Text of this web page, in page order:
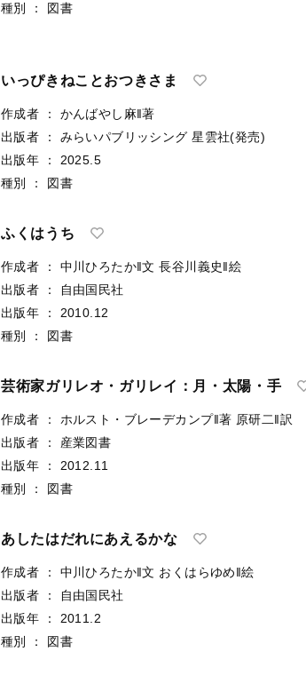
種別
： 図書
いっぴきねことおつきさま
作成者 ：
かんばやし麻‖著
出版者
： みらいパブリッシング 星雲社(発売)
出版年
：
2025.5
種別
： 図書
ふくはうち
作成者 ： 中川ひろたか‖文 長谷川義史‖絵
出版者
：
自由国民社
出版年
：
2010.12
種別
： 図書
芸術家ガリレオ・ガリレイ：月・太陽・手
作成者 ： ホルスト・ブレーデカンプ‖著 原研二‖訳
出版者
：
産業図書
出版年
：
2012.11
種別
： 図書
あしたはだれにあえるかな
作成者 ： 中川ひろたか‖文 おくはらゆめ‖絵
出版者
：
自由国民社
出版年
：
2011.2
種別
： 図書